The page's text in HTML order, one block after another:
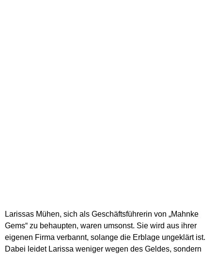
Larissas Mühen, sich als Geschäftsführerin von „Mahnke
Gems“ zu behaupten, waren umsonst. Sie wird aus ihrer
eigenen Firma verbannt, solange die Erblage ungeklärt ist.
Dabei leidet Larissa weniger wegen des Geldes, sondern